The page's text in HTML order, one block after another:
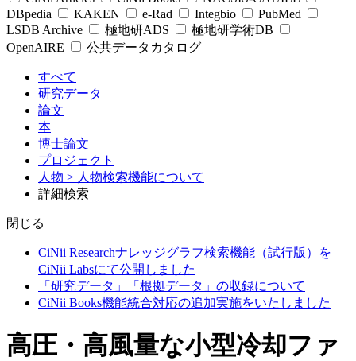
DBpedia
KAKEN e-Rad Integbio
PubMed
LSDB Archive
極地研ADS
極地研学術DB
OpenAIRE
公共データカタログ
すべて
研究データ
論文
本
博士論文
プロジェクト
人物 > 人物検索機能について
詳細検索
閉じる
CiNii Researchナレッジグラフ検索機能（試行版）を
CiNii Labsにて公開しました
「研究データ」「根拠データ」の収録について
CiNii Books機能統合対応の追加実施をいたしました
高圧・高風量な小型冷却ファ